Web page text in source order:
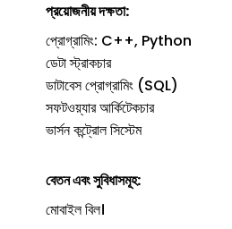
প্রয়োজনীয় দক্ষতা:
প্রোগ্রামিং: C++, Python
ডেটা স্ট্রাকচার
ডাটাবেস প্রোগ্রামিং (SQL)
সফটওয়্যার আর্কিটেকচার
ভার্সন কন্ট্রোল সিস্টেম
বেতন এবং সুবিধাসমূহ:
মোবাইল বিল।